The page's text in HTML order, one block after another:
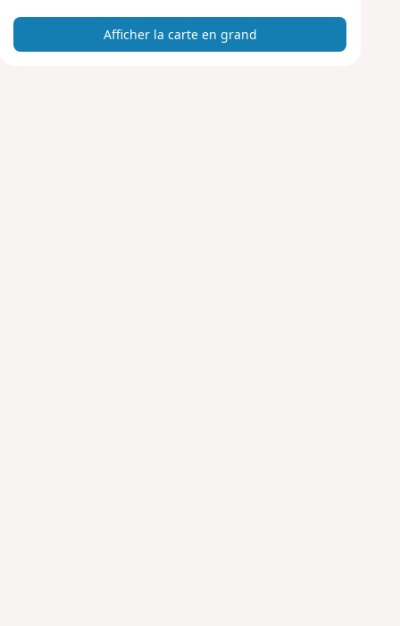
r
t
e
Afficher la carte en grand